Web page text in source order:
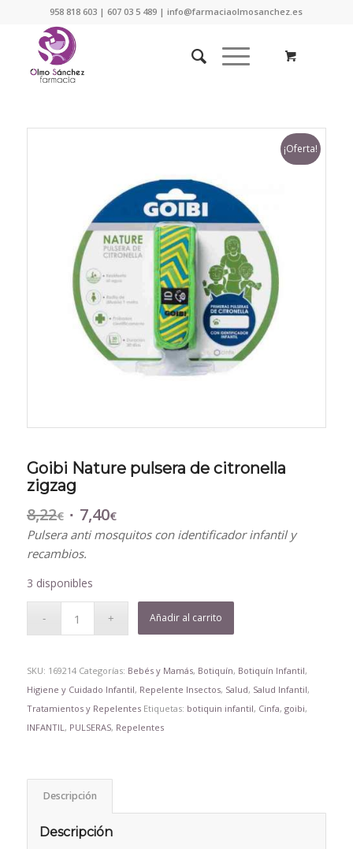
958 818 603 | 607 03 5 489 | info@farmaciaolmosanchez.es
¡Oferta!
Goibi Nature pulsera de citronella
zigzag
8,22€ El
precio
original
8,22€.
7,40€El
precio
Pulsera anti mosquitos con identificador infantil y
recambios.
3 disponibles
Añadir al carrito
SKU: 169214 Categorías: Bebés y Mamás, Botiquín, Botiquín Infantil,
Higiene y Cuidado Infantil, Repelente Insectos, Salud, Salud Infantil,
Tratamientos y Repelentes Etiquetas: botiquin infantil, Cinfa, goibi,
INFANTIL, PULSERAS, Repelentes
Descripción
Descripción